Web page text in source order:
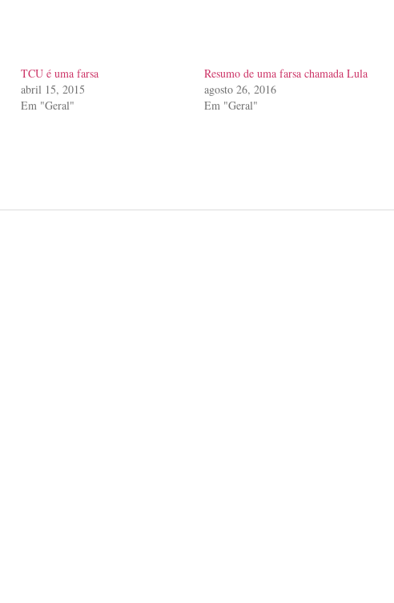
TCU é uma farsa
abril 15, 2015
Em "Geral"
Resumo de uma farsa chamada Lula
agosto 26, 2016
Em "Geral"